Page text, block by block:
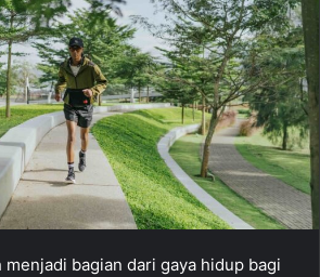
menjadi bagian dari gaya hidup bagi